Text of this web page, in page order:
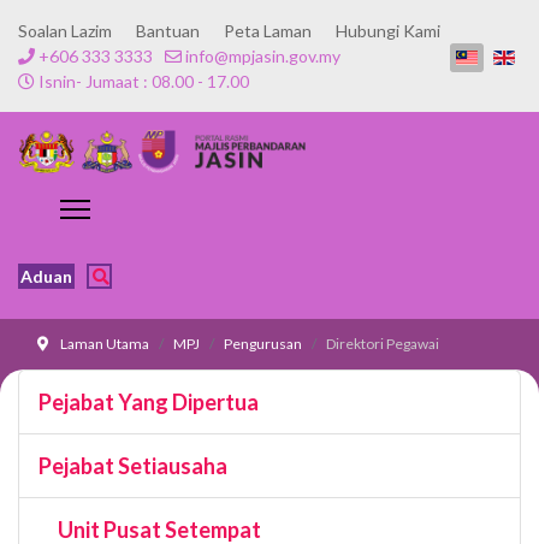
Soalan Lazim Bantuan Peta Laman
Hubungi Kami
+606 333 3333
info@mpjasin.gov.my
Isnin- Jumaat : 08.00 - 17.00
Aduan
Laman Utama MPJ Pengurusan Direktori Pegawai
Pejabat Yang Dipertua
Pejabat Setiausaha
Unit Pusat Setempat